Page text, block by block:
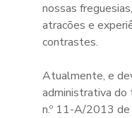
nossas
atracões e
contrastes.
Atualmente, e
administrativa do
n.º 11-A/2013 de